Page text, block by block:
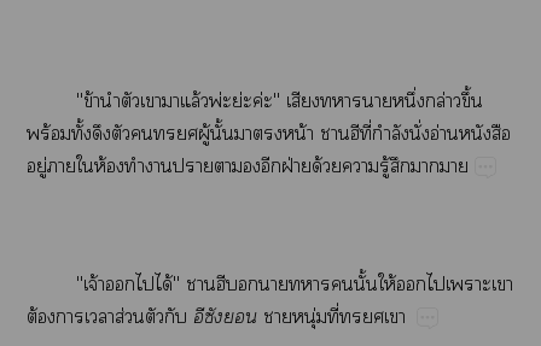
"ข้​​​​​ล้พ่ย่​ค่"​​​​ึ่​ล่​ึ้​
ร้​ั้​​​​​ู้​ั้​​​น้​ีี่​ำ​ั่​อ่​​
ู่​​​ห้​​​​​​​ฝ่​ด้​​ู้​​​
"จ้​​​ได้"​​​​​ั้​ให้​​​​​
ต้​​​ส่​​ ​​ ​ุ่​ี่​​